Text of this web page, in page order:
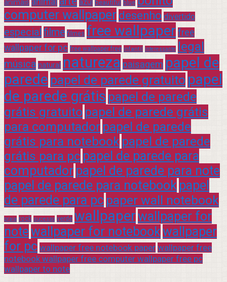
animais beautiful blue
computer wallpaper desenho divertido
especial filme filmes free wallpaper free
wallpaper for pc free wallpaper free infantil interessante legal
música natural natureza paisagem papel de
parede papel de parede gratuito papel
de parede grátis papel de parede
grátis gratuito papel de parede grátis
para computador papel de parede
grátis para notebook papel de parede
grátis para pc papel de parede para
computador papel de parede para note
papel de parede para notebook papel
de parede para pc paper wall notebook
praia rock sucesso verde wallpaperwallpaper for
notewallpaper for notebookwallpaper
for pc wallpaper free notebook paper wallpaper free
notebook wallpaper free computer wallpaper free pc
wallpaper to note